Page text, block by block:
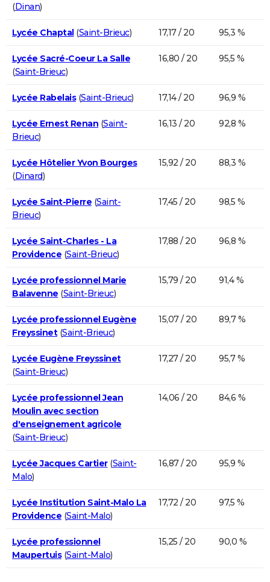
(Dinan)
Lycée Chaptal(Saint-Brieuc) 17,17 / 20 95,3 %
Lycée Sacré-Coeur La Salle
(Saint-Brieuc)
16,80 / 20 95,5 %
Lycée Rabelais(Saint-Brieuc) 17,14 / 20 96,9 %
Lycée Ernest Renan (Saint-
Brieuc)
16,13 / 20 92,8 %
Lycée Hôtelier Yvon Bourges
(Dinard)
15,92 / 20 88,3 %
Lycée Saint-Pierre (Saint-
Brieuc)
17,45 / 20 98,5 %
Lycée Saint-Charles - La
Providence (Saint-Brieuc)
17,88 / 20 96,8 %
Lycée professionnel Marie
Balavenne (Saint-Brieuc)
15,79 / 20 91,4 %
Lycée professionnel Eugène
Freyssinet(Saint-Brieuc)
15,07 / 20 89,7 %
Lycée Eugène Freyssinet
(Saint-Brieuc)
17,27 / 20 95,7 %
Lycée professionnel Jean
Moulin avec section
d'enseignement agricole
(Saint-Brieuc)
14,06 / 20 84,6 %
Lycée Jacques Cartier(Saint-
Malo)
16,87 / 20 95,9 %
Lycée Institution Saint-Malo La
Providence (Saint-Malo)
17,72 / 20 97,5 %
Lycée professionnel
Maupertuis(Saint-Malo)
15,25 / 20 90,0 %